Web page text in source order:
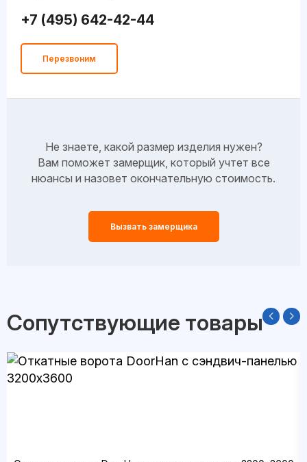
+7 (495) 642-42-44
Перезвоним
Не знаете, какой размер изделия нужен?
Вам поможет замерщик, который учтет все
нюансы и назовет окончательную стоимость.
Вызвать замерщика
Сопутствующие товары